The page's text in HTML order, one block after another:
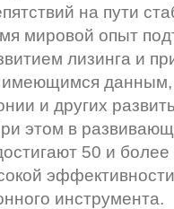
на пути
мировой опыт
лизинга и
имеющимся
и других
этом в
50 и
инструмента.